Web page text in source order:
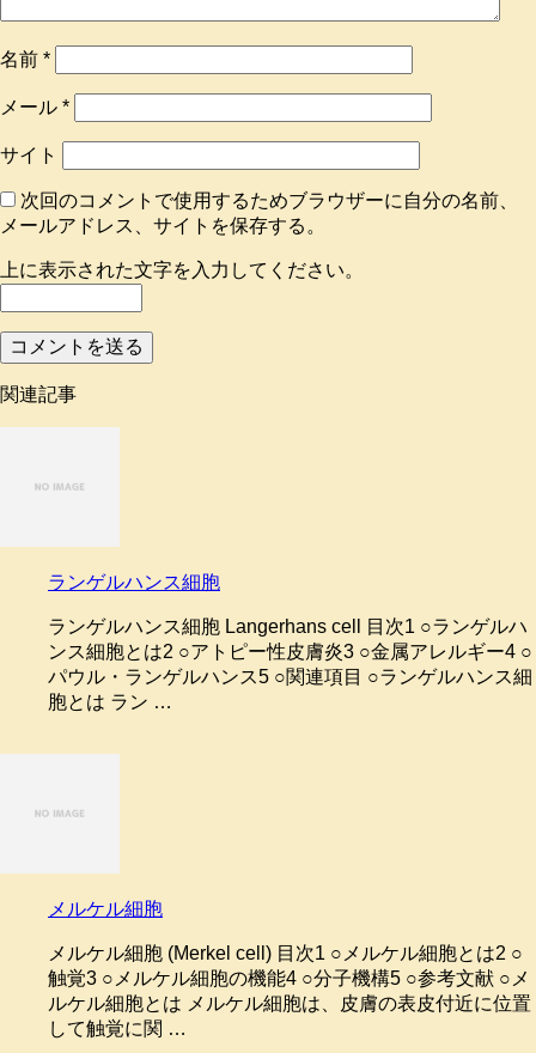
名前 *
メール *
サイト
次回のコメントで使用するためブラウザーに自分の名前、
メールアドレス、サイトを保存する。
上に表示された文字を入力してください。
関連記事
ランゲルハンス細胞
ランゲルハンス細胞 Langerhans cell 目次1 ○ランゲルハ
ンス細胞とは2 ○アトピー性皮膚炎3 ○金属アレルギー4 ○
パウル・ランゲルハンス5 ○関連項目 ○ランゲルハンス細
胞とは ラン …
メルケル細胞
メルケル細胞 (Merkel cell) 目次1 ○メルケル細胞とは2 ○
触覚3 ○メルケル細胞の機能4 ○分子機構5 ○参考文献 ○メ
ルケル細胞とは メルケル細胞は、皮膚の表皮付近に位置
して触覚に関 …